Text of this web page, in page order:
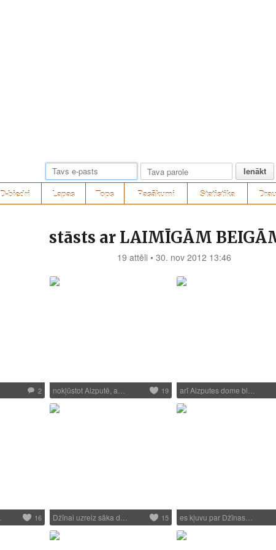
Ienākt
D-biedri Lapas Tops Pasākumi Statistika
stāsts ar LAIMĪGĀM
19 attēli • 30. nov 2012 13:46
2 nokļūstot Aizputē, a… 19 arī Aizputes dome bi…
16 Džīnai uzreiz sāka d… 15 es kļuvu par Džīnas…